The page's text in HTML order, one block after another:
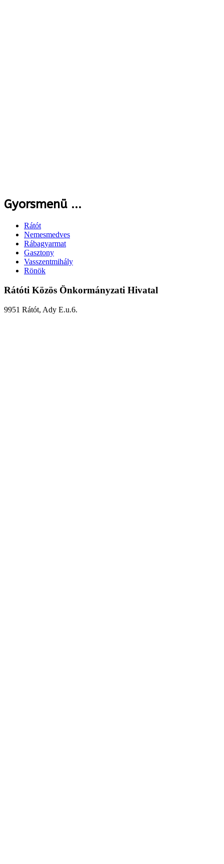
Gyorsmenü ...
Rátót
Nemesmedves
Rábagyarmat
Gasztony
Vasszentmihály
Rönök
Rátóti Közös Önkormányzati Hivatal
9951 Rátót, Ady E.u.6.